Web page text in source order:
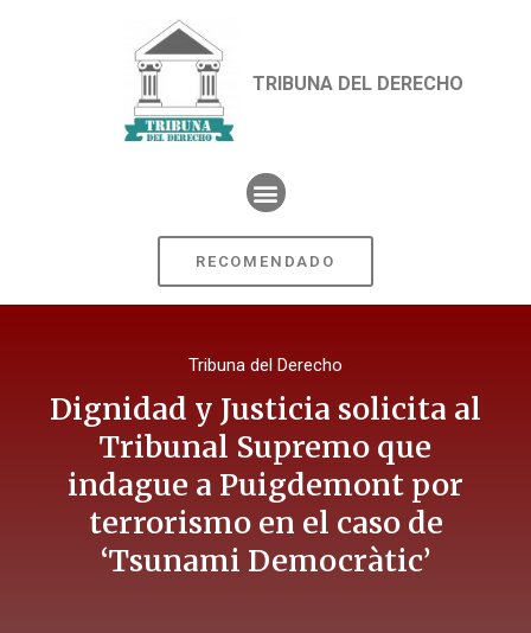
TRIBUNA DEL DERECHO
RECOMENDADO
Tribuna del Derecho
Dignidad y Justicia solicita al
Tribunal Supremo que
indague a Puigdemont por
terrorismo en el caso de
‘Tsunami Democràtic’